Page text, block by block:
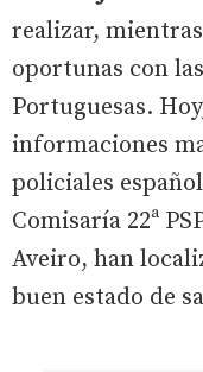
realizar,
oportunas con
Portuguesas.
informaciones
policiales
Comisaría 22ª
Aveiro, han
buen estado de